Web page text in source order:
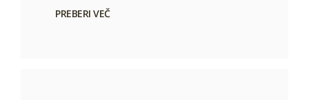
PREBERI VEČ